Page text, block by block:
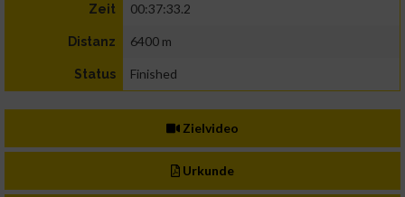
Zeit 00:37:33.2
Distanz 6400 m
Status Finished
Zielvideo
Urkunde